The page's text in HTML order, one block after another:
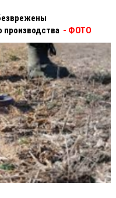
производства - ФОТО